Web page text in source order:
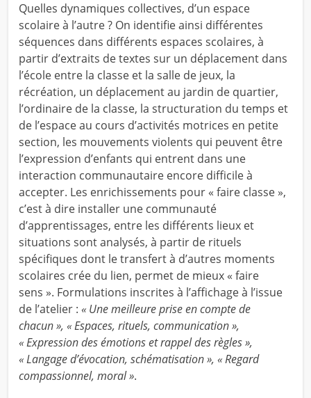
Quelles dynamiques collectives, d’un espace
scolaire à l’autre ? On identifie ainsi différentes
séquences dans différents espaces scolaires, à
partir d’extraits de textes sur un déplacement dans
l’école entre la classe et la salle de jeux, la
récréation, un déplacement au jardin de quartier,
l’ordinaire de la classe, la structuration du temps et
de l’espace au cours d’activités motrices en petite
section, les mouvements violents qui peuvent être
l’expression d’enfants qui entrent dans une
interaction communautaire encore difficile à
accepter. Les enrichissements pour « faire classe »,
c’est à dire installer une communauté
d’apprentissages, entre les différents lieux et
situations sont analysés, à partir de rituels
spécifiques dont le transfert à d’autres moments
scolaires crée du lien, permet de mieux « faire
sens ». Formulations inscrites à l’affichage à l’issue
de l’atelier : « Une meilleure prise en compte de
chacun », « Espaces, rituels, communication »,
« Expression des émotions et rappel des règles »,
« Langage d’évocation, schématisation », « Regard
compassionnel, moral ».